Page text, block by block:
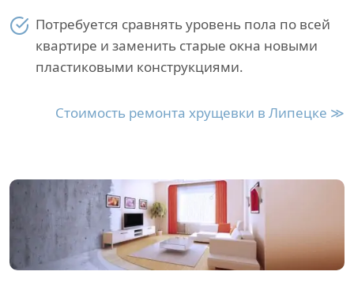
Потребуется сравнять уровень пола по всей
квартире и заменить старые окна новыми
пластиковыми конструкциями.
Стоимость ремонта хрущевки в Липецке ≫